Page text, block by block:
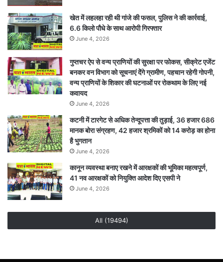
खेत में लहलहा रही थी गांजे की फसल, पुलिस ने की कार्रवाई,
6.6 किलो पौधे के साथ आरोपी गिरफ्तार
June 4, 2026
गुप्तचर ऐप से वन्य प्राणियों की सुरक्षा पर फोकस, सीक्रेट एजेंट
बनकर वन विभाग को सूचनाएं देेंगे ग्रामीण, पहचान रहेगी गोपनी,
वन्य प्राणियों के शिकार की घटनाओं पर रोकथाम के लिए नई
कवायद
June 4, 2026
कटनी में टारगेट से अधिक तेन्दूपत्ता की तुड़ाई, 36 हजार 686
मानक बोरा संग्रहण, 42 हजार श्रमिकों को 14 करोड़ का होना
है भुगतान
June 4, 2026
कानून व्यवस्था बनाए रखने में आरक्षकों की भूमिका महत्वपूर्ण,
41 नव आरक्षकों को नियुक्ति आदेश दिए एसपी ने
June 4, 2026
All (19494)